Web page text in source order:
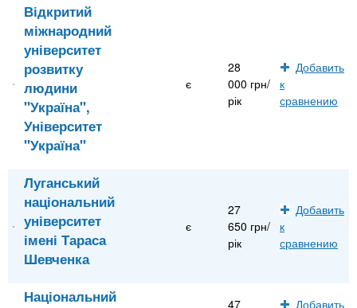
Відкритий
міжнародний
університет
розвитку
людини
"Україна",
Університет
"Україна"
є
28
000 грн/
рік
Добавить
к
сравнению
Луганський
національний
університет
імені Тараса
Шевченка
є
27
650 грн/
рік
Добавить
к
сравнению
Національний
47 Добавить